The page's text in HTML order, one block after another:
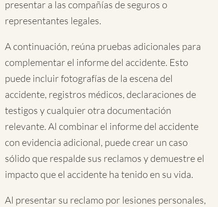
presentar a las compañías de seguros o
representantes legales.
A continuación, reúna pruebas adicionales para
complementar el informe del accidente. Esto
puede incluir fotografías de la escena del
accidente, registros médicos, declaraciones de
testigos y cualquier otra documentación
relevante. Al combinar el informe del accidente
con evidencia adicional, puede crear un caso
sólido que respalde sus reclamos y demuestre el
impacto que el accidente ha tenido en su vida.
Al presentar su reclamo por lesiones personales,